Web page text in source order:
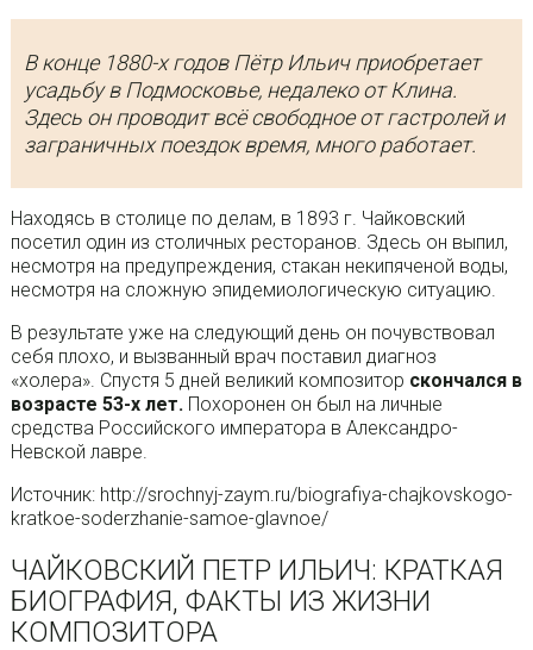
В конце 1880-х годов Пётр Ильич приобретает
усадьбу в Подмосковье, недалеко от Клина.
Здесь он проводит всё свободное от гастролей и
заграничных поездок время, много работает.
Находясь в столице по делам, в 1893 г. Чайковский
посетил один из столичных ресторанов. Здесь он выпил,
несмотря на предупреждения, стакан некипяченой воды,
несмотря на сложную эпидемиологическую ситуацию.
В результате уже на следующий день он почувствовал
себя плохо, и вызванный врач поставил диагноз
«холера». Спустя 5 дней великий композитор скончался в
возрасте 53-х лет.Похоронен он был на личные
средства Российского императора в Александро-
Невской лавре.
Источник: http://srochnyj-zaym.ru/biografiya-chajkovskogo-
kratkoe-soderzhanie-samoe-glavnoe/
ЧАЙКОВСКИЙ ПЕТР ИЛЬИЧ: КРАТКАЯ
БИОГРАФИЯ, ФАКТЫ ИЗ ЖИЗНИ
КОМПОЗИТОРА